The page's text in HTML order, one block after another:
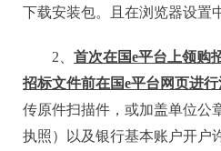
下载安装包。且在浏览器设置
2、 首次在国e平台上领购
招标文件前在国e平台网页进
传原件扫描件，或加盖单位公
执照）以及银行基本账户开户